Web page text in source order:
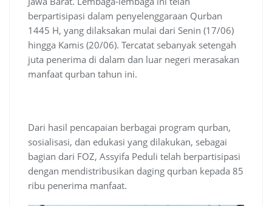
berpartisipasi dalam penyelenggaraan Qurban
1445 H, yang dilaksakan mulai dari Senin (17/06)
hingga Kamis (20/06). Tercatat sebanyak setengah
juta penerima di dalam dan luar negeri merasakan
manfaat qurban tahun ini.
Dari hasil pencapaian berbagai program qurban,
sosialisasi, dan edukasi yang dilakukan, sebagai
bagian dari FOZ, Assyifa Peduli telah berpartisipasi
dengan mendistribusikan daging qurban kepada 85
ribu penerima manfaat.